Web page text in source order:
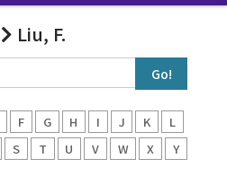
Liu, F.
入
前
幾
個
F G H I J K
L
S T U V W X
Y